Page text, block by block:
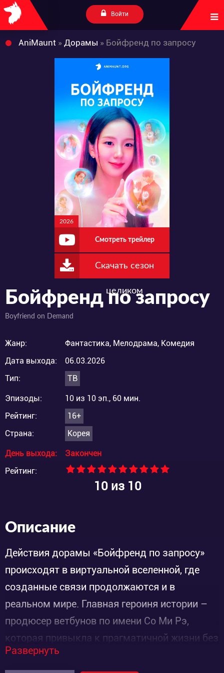
Войти
AniMaunt » Дорамы » Бойфренд по запросу
2026
Смотреть трейлер
Скачать сезон
целиком
Бойфренд по запросу
Boyfriend on Demand
Жанр:
Фантастика, Мелодрама, Комедия
Дата выхода:
06.03.2026
Тип:
ТВ
Эпизоды:
10 из 10 эп., 60 мин.
Рейтинг:
16+
Страна:
Корея
День выхода:
Закончен
Рейтинг:
10из 10
Описание
Действия дорамы «Бойфренд по запросу»
происходят в виртуальной вселенной, где
созданные связи продолжаются и в
реальном мире. Главная героиня истории –
продюсер ветбунов по имени Со Ми Рэ,
которая привыкла к прагматичной жизни без
любовных переживаний. Однажды она
Развернуть